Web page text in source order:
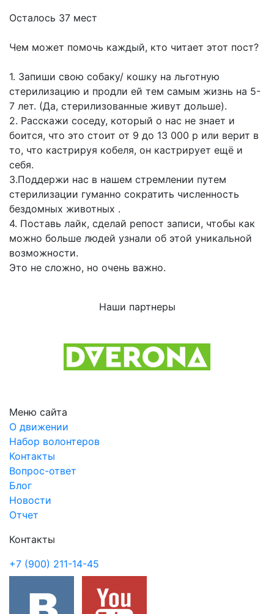
Осталось 37 мест
Чем может помочь каждый, кто читает этот пост?
1. Запиши свою собаку/ кошку на льготную
стерилизацию и продли ей тем самым жизнь на 5-
7 лет. (Да, стерилизованные живут дольше).
2. Расскажи соседу, который о нас не знает и
боится, что это стоит от 9 до 13 000 р или верит в
то, что кастрируя кобеля, он кастрирует ещё и
себя.
3.Поддержи нас в нашем стремлении путем
стерилизации гуманно сократить численность
бездомных животных .
4. Поставь лайк, сделай репост записи, чтобы как
можно больше людей узнали об этой уникальной
возможности.
Это не сложно, но очень важно.
Наши партнеры
Меню сайта
О движении
Набор волонтеров
Контакты
Вопрос-ответ
Блог
Новости
Отчет
Контакты
+7 (900) 211-14-45